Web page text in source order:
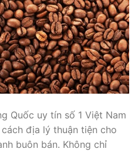
Quốc uy tín số 1 Việt Nam
địa lý thuận tiện cho
buôn bán. Không chỉ